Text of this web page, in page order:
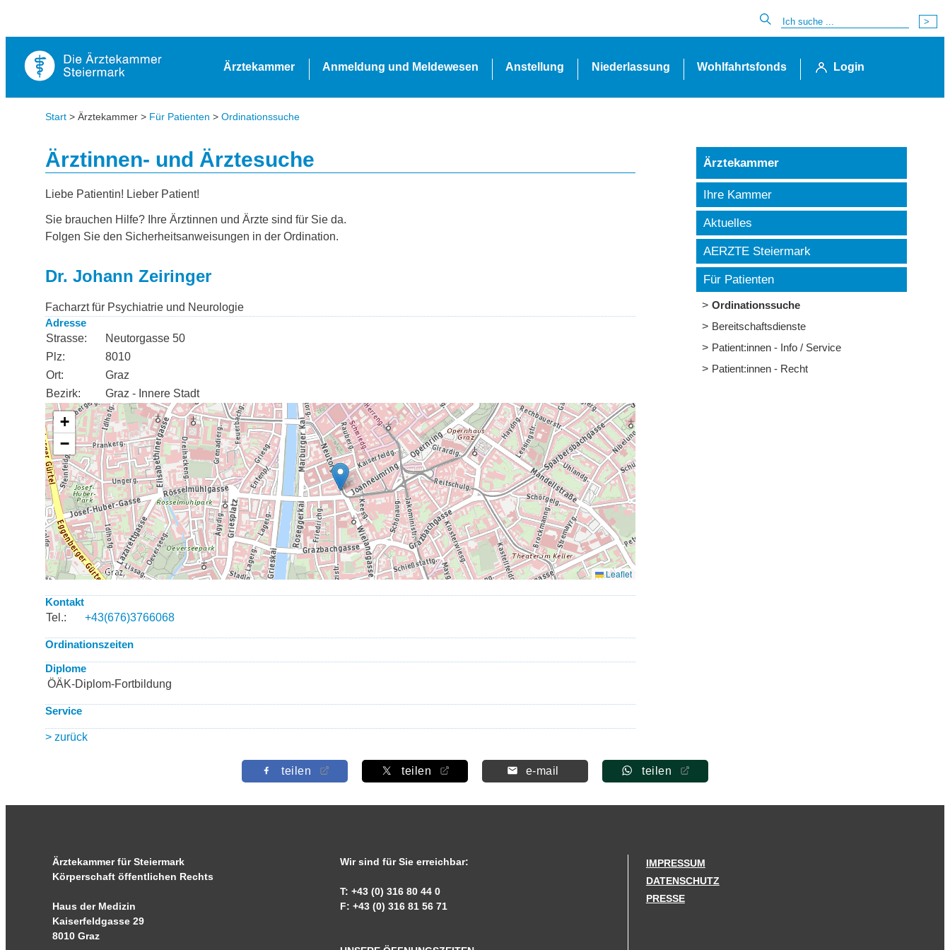
Ärztekammer Anmeldung und Meldewesen Anstellung Niederlassung Wohlfahrtsfonds Login
Start > Ärztekammer > Für Patienten > Ordinationssuche
Ärztinnen- und Ärztesuche
Liebe Patientin! Lieber Patient!
Sie brauchen Hilfe? Ihre Ärztinnen und Ärzte sind für Sie da.
Folgen Sie den Sicherheitsanweisungen in der Ordination.
Dr. Johann Zeiringer
Facharzt für Psychiatrie und Neurologie
Adresse
Strasse:
Neutorgasse 50
Plz:
8010
Ort:
Graz
Bezirk:
Graz - Innere Stadt
Kontakt
Tel.:
+43(676)3766068
Ordinationszeiten
Diplome
ÖÄK-Diplom-Fortbildung
Service
> zurück
Ärztekammer
Ihre Kammer
Aktuelles
AERZTE Steiermark
Für Patienten
Ordinationssuche
Bereitschaftsdienste
Patient:innen - Info / Service
Patient:innen - Recht
teilen teilen e-mail teilen
Ärztekammer für Steiermark
Körperschaft öffentlichen Rechts
Haus der Medizin
Kaiserfeldgasse 29
8010 Graz
Wir sind für Sie erreichbar:
T: +43 (0) 316 80 44 0
F: +43 (0) 316 81 56 71
IMPRESSUM
DATENSCHUTZ
PRESSE